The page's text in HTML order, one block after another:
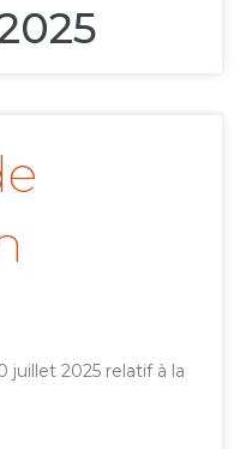
juillet 2025 relatif à la